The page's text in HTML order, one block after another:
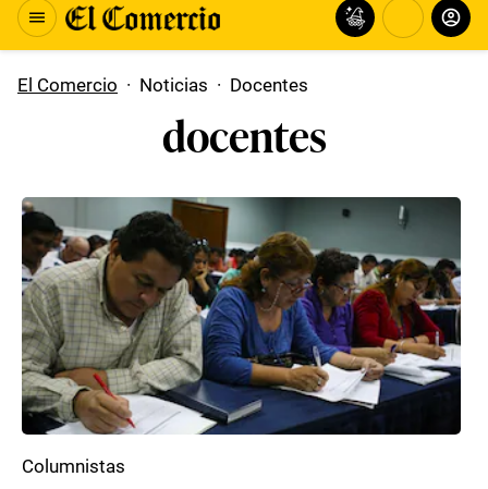
El Comercio · Noticias · Docentes
docentes
Columnistas